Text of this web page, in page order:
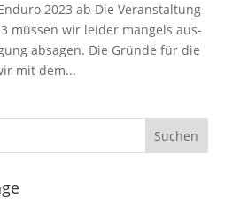
2023 ab Die Ver­an­stal­tung
müs­sen wir lei­der man­gels aus­
absa­gen. Die Grün­de für die
mit dem...